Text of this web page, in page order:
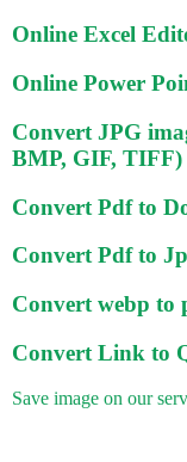
Online Excel
Online Power
Convert JPG
BMP, GIF, TIFF)
Convert Pdf to
Convert Pdf to
Convert webp to
Convert Link to
Save image on our